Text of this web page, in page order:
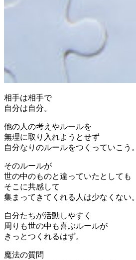
相手は相手で
自分は自分。
他の人の考えやルールを
無理に取り入れようとせず
自分なりのルールをつくっていこう。
そのルールが
世の中のものと違っていたとしても
そこに共感して
集まってきてくれる人は少なくない。
自分たちが活動しやすく
周りも世の中も喜ぶルールが
きっとつくれるはず。
魔法の質問